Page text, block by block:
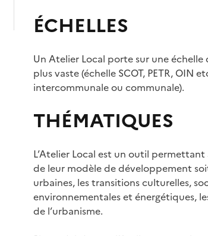
ÉCHELLES
Un Atelier Local porte sur une
plus vaste (échelle SCOT, PETR,
intercommunale ou communale).
THÉMATIQUES
L’Atelier Local est un outil
de leur modèle de développement
urbaines, les transitions culturelles,
environnementales et énergétiques,
de l’urbanisme.